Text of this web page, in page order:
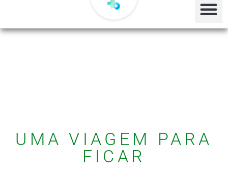
UMA VIAGEM PARA
FICAR